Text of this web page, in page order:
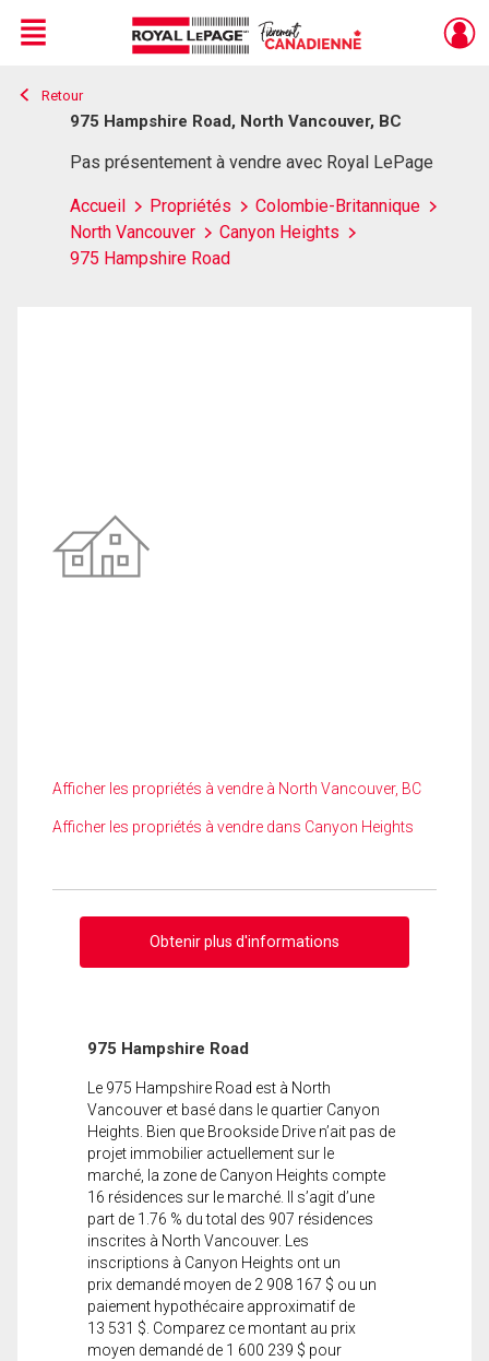
Live
En Direct
Menu
Retour
975 Hampshire Road, North Vancouver, BC
Pas présentement à vendre avec Royal LePage
Accueil Propriétés
Colombie-Britannique
North Vancouver
Canyon Heights
975 Hampshire Road
Afficher les propriétés à vendre à North Vancouver, BC
Afficher les propriétés à vendre dans Canyon Heights
Obtenir plus d'informations
975 Hampshire Road
Le 975 Hampshire Road est à North
Vancouver et basé dans le quartier Canyon
Heights. Bien que Brookside Drive n’ait pas de
projet immobilier actuellement sur le
marché, la zone de Canyon Heights compte
16 résidences sur le marché. Il s’agit d’une
part de 1.76 % du total des 907 résidences
inscrites à North Vancouver. Les
inscriptions à Canyon Heights ont un
prix demandé moyen de 2 908 167 $ ou un
paiement hypothécaire approximatif de
13 531 $. Comparez ce montant au prix
moyen demandé de 1 600 239 $ pour